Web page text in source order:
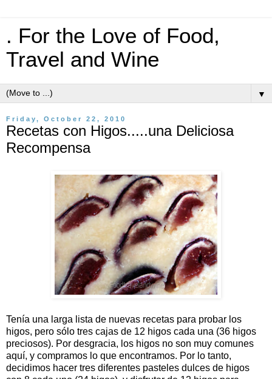
. For the Love of Food,
Travel and Wine
▼
Friday, October 22, 2010
Recetas con Higos.....una Deliciosa
Recompensa
Tenía una larga lista de nuevas recetas para probar los
higos, pero sólo tres cajas de 12 higos cada una (36 higos
preciosos). Por desgracia, los higos no son muy comunes
aquí, y compramos lo que encontramos. Por lo tanto,
decidimos hacer tres diferentes pasteles dulces de higos